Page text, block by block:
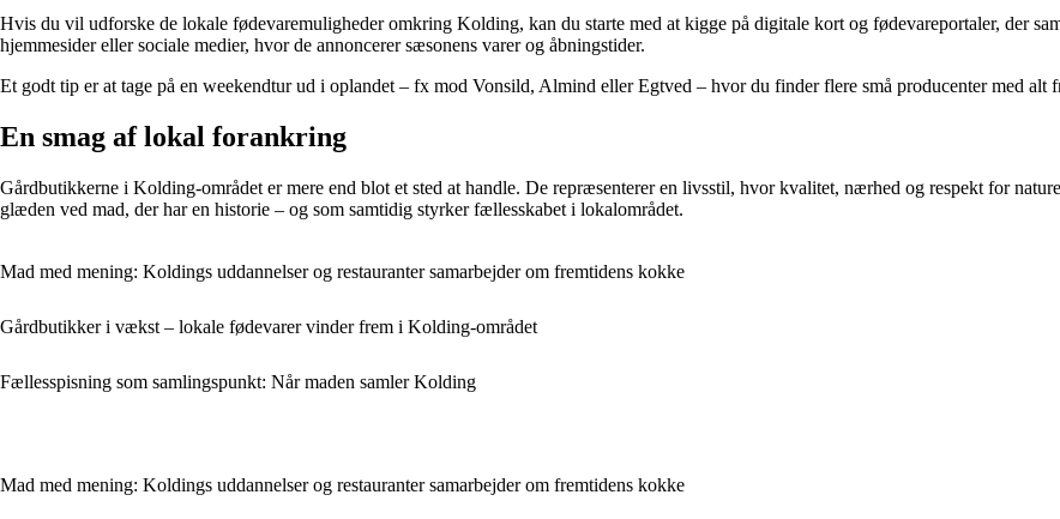
Hvis du vil udforske de lokale fødevaremuligheder omkring Kolding, kan du starte med at kigge på digitale kort og fødevareportaler, der
hjemmesider eller sociale medier, hvor de annoncerer sæsonens varer og åbningstider.
Et godt tip er at tage på en weekendtur ud i oplandet – fx mod Vonsild, Almind eller Egtved – hvor du finder flere små producenter med
En smag af lokal forankring
Gårdbutikkerne i Kolding-området er mere end blot et sted at handle. De repræsenterer en livsstil, hvor kvalitet, nærhed og respekt for
glæden ved mad, der har en historie – og som samtidig styrker fællesskabet i lokalområdet.
Mad med mening: Koldings uddannelser og restauranter samarbejder om fremtidens kokke
Gårdbutikker i vækst – lokale fødevarer vinder frem i Kolding-området
Fællesspisning som samlingspunkt: Når maden samler Kolding
Mad med mening: Koldings uddannelser og restauranter samarbejder om fremtidens kokke